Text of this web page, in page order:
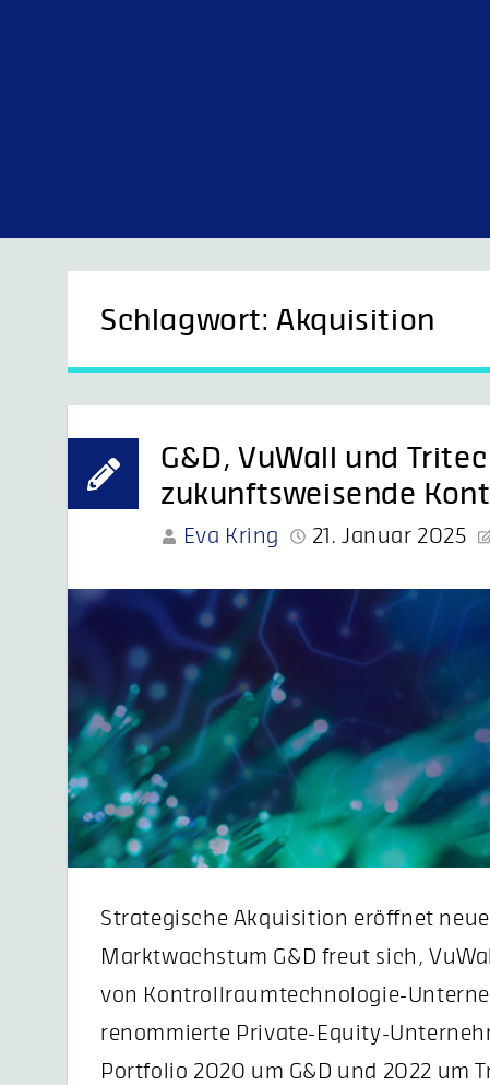
G&D Control what you see.
Schlagwort:Akquisition
G&D, VuWall und
zukunftsweisende
Eva Kring 21. Januar 2025
Strategische Akquisition eröffnet
Marktwachstum G&D freut sich,
von Kontrollraumtechnologie-
renommierte Private-Equity-
Portfolio 2020 um G&D und 2022 um